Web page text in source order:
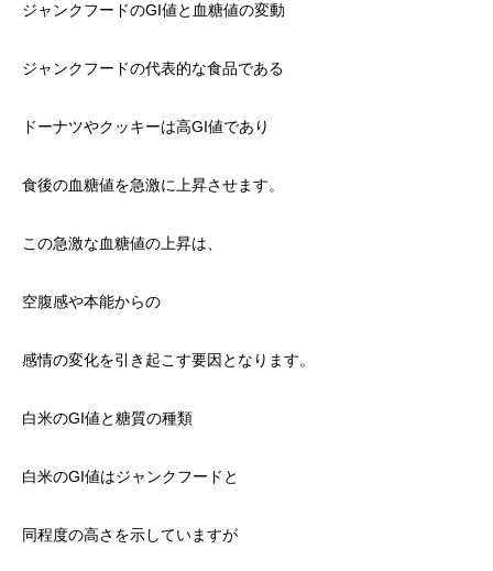
ジャンクフードのGI値と血糖値の変動
ジャンクフードの代表的な食品である
ドーナツやクッキーは高GI値であり
食後の血糖値を急激に上昇させます。
この急激な血糖値の上昇は、
空腹感や本能からの
感情の変化を引き起こす要因となります。
白米のGI値と糖質の種類
白米のGI値はジャンクフードと
同程度の高さを示していますが